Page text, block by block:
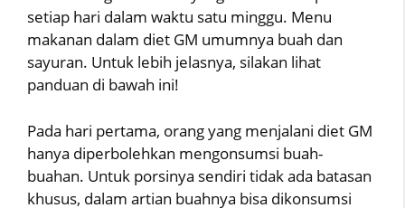
setiap hari dalam waktu satu minggu. Menu
makanan dalam diet GM umumnya buah dan
sayuran. Untuk lebih jelasnya, silakan lihat
panduan di bawah ini!
Pada hari pertama, orang yang menjalani diet GM
hanya diperbolehkan mengonsumsi buah-
buahan. Untuk porsinya sendiri tidak ada batasan
khusus, dalam artian buahnya bisa dikonsumsi